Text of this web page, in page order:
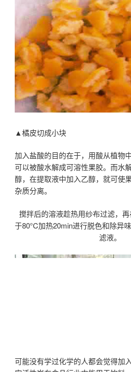
▲橘皮切成小块
加入盐酸的目的在于，用酸从植物
可以被酸水解成可溶性果胶。而水
醇，在提取液中加入乙醇，就可使
杂质分离。
搅拌后的溶液趁热用纱布过滤，再
于80°C加热20min进行脱色和除异
滤液。
可能没有学过化学的人都会觉得加